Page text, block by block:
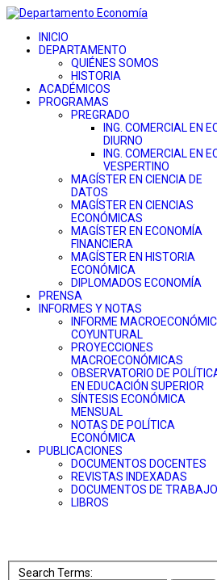
INICIO
DEPARTAMENTO
QUIÉNES SOMOS
HISTORIA
ACADÉMICOS
PROGRAMAS
PREGRADO
ING. COMERCIAL EN
DIURNO
ING. COMERCIAL EN
VESPERTINO
MAGÍSTER EN CIENCIA DE
DATOS
MAGÍSTER EN CIENCIAS
ECONÓMICAS
MAGÍSTER EN ECONOMÍA
FINANCIERA
MAGÍSTER EN HISTORIA
ECONÓMICA
DIPLOMADOS ECONOMÍA
PRENSA
INFORMES Y NOTAS
INFORME
COYUNTURAL
PROYECCIONES
MACROECONÓMICAS
OBSERVATORIO DE
EN EDUCACIÓN SUPERIOR
SÍNTESIS ECONÓMICA
MENSUAL
NOTAS DE POLÍTICA
ECONÓMICA
PUBLICACIONES
DOCUMENTOS DOCENTES
REVISTAS INDEXADAS
DOCUMENTOS DE TRABAJO
LIBROS
Search Terms: